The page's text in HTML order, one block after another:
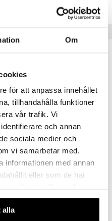
Om
för att anpassa innehållet
tillhandahålla funktioner
vår trafik. Vi
och annan
sociala medier och
vi samarbetar med.
informationen med annan
eller som de har
av vår webbplats.
alla
World Cup Sigma Koko 5 Amplify
FIFA